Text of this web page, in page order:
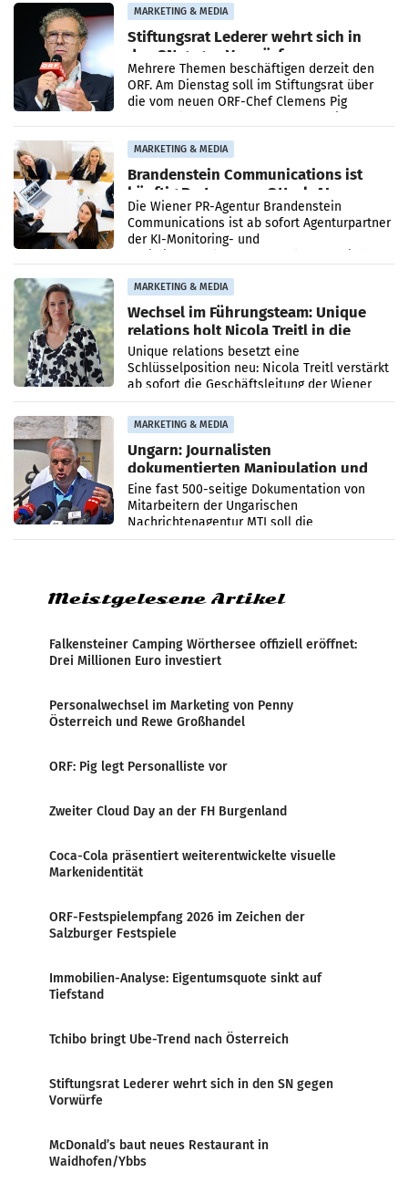
verdoppelte (+102
MARKETING & MEDIA
Stiftungsrat Lederer wehrt sich in
den SN gegen Vorwürfe
Mehrere Themen beschäftigen derzeit den
ORF. Am Dienstag soll im Stiftungsrat über
die vom neuen ORF-Chef Clemens Pig
MARKETING & MEDIA
Brandenstein Communications ist
künftig Partner von OtterlyAI
Die Wiener PR-Agentur Brandenstein
Communications ist ab sofort Agenturpartner
der KI-Monitoring- und
MARKETING & MEDIA
Wechsel im Führungsteam: Unique
relations holt Nicola Treitl in die
Geschäftsleitung
Unique relations besetzt eine
Schlüsselposition neu: Nicola Treitl verstärkt
ab sofort die Geschäftsleitung der Wiener
PR-Agentur an der Seite von Josef Kalina und
Anna Kalina-Mahr.
MARKETING & MEDIA
Ungarn: Journalisten
dokumentierten Manipulation und
Zensur
Eine fast 500-seitige Dokumentation von
Mitarbeitern der Ungarischen
Nachrichtenagentur MTI soll die
systematische Nachrichten-Manipulation und
Meistgelesene Artikel
Falkensteiner Camping Wörthersee offiziell eröffnet:
Drei Millionen Euro investiert
Personalwechsel im Marketing von Penny
Österreich und Rewe Großhandel
ORF: Pig legt Personalliste vor
Zweiter Cloud Day an der FH Burgenland
Coca-Cola präsentiert weiterentwickelte visuelle
Markenidentität
ORF-Festspielempfang 2026 im Zeichen der
Salzburger Festspiele
Immobilien-Analyse: Eigentumsquote sinkt auf
Tiefstand
Tchibo bringt Ube-Trend nach Österreich
Stiftungsrat Lederer wehrt sich in den SN gegen
Vorwürfe
McDonald’s baut neues Restaurant in
Waidhofen/Ybbs